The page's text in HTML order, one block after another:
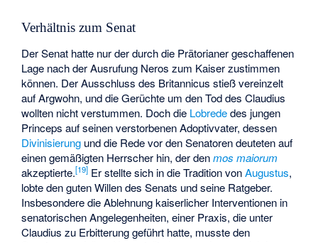
Verhältnis zum Senat
Der Senat hatte nur der durch die Prätorianer geschaffenen
Lage nach der Ausrufung Neros zum Kaiser zustimmen
können. Der Ausschluss des Britannicus stieß vereinzelt
auf Argwohn, und die Gerüchte um den Tod des Claudius
wollten nicht verstummen. Doch die Lobrededes jungen
Princeps auf seinen verstorbenen Adoptivvater, dessen
Divinisierung und die Rede vor den Senatoren deuteten auf
einen gemäßigten Herrscher hin, der denmos maiorum
akzeptierte.[19] Er stellte sich in die Tradition vonAugustus,
lobte den guten Willen des Senats und seine Ratgeber.
Insbesondere die Ablehnung kaiserlicher Interventionen in
senatorischen Angelegenheiten, einer Praxis, die unter
Claudius zu Erbitterung geführt hatte, musste den